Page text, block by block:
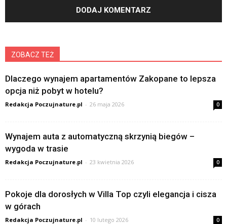
ZOBACZ TEŻ
Dlaczego wynajem apartamentów Zakopane to lepsza
opcja niż pobyt w hotelu?
Redakcja Poczujnature.pl - 26 maja 2026 0
Wynajem auta z automatyczną skrzynią biegów –
wygoda w trasie
Redakcja Poczujnature.pl - 23 kwietnia 2026 0
Pokoje dla dorosłych w Villa Top czyli elegancja i cisza
w górach
Redakcja Poczujnature.pl - 10 lutego 2026 0